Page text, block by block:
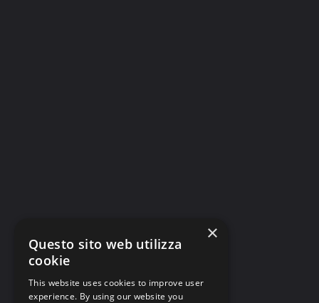
×
Questo sito web utilizza
cookie
This website uses cookies to improve user
experience. By using our website you